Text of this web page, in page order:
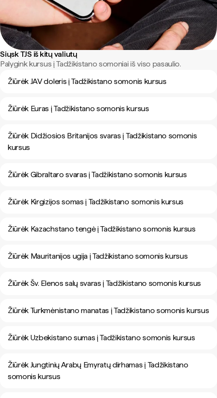
Siųsk TJS iš kitų valiutų
Palygink kursus į Tadžikistano somoniai iš viso pasaulio.
Žiūrėk JAV doleris į Tadžikistano somonis kursus
Žiūrėk Euras į Tadžikistano somonis kursus
Žiūrėk Didžiosios Britanijos svaras į Tadžikistano somonis
kursus
Žiūrėk Gibraltaro svaras į Tadžikistano somonis kursus
Žiūrėk Kirgizijos somas į Tadžikistano somonis kursus
Žiūrėk Kazachstano tengė į Tadžikistano somonis kursus
Žiūrėk Mauritanijos ugija į Tadžikistano somonis kursus
Žiūrėk Šv. Elenos salų svaras į Tadžikistano somonis kursus
Žiūrėk Turkmėnistano manatas į Tadžikistano somonis kursus
Žiūrėk Uzbekistano sumas į Tadžikistano somonis kursus
Žiūrėk Jungtinių Arabų Emyratų dirhamas į Tadžikistano
somonis kursus